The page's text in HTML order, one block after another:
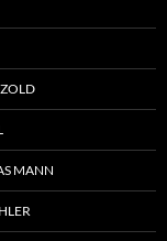
MANN